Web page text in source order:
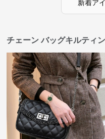
新着ア
チェーン バッグキルティ